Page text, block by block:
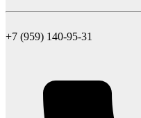
+7 (959) 140-95-31